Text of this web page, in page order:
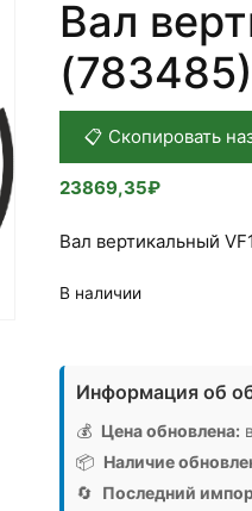
Вал
📋 Скопировать
23869,35₽
Вал вертикальный
В наличии
товара
Вал
вертикальный
VF16609312
(783485),
Аналог,
Информация об
💰 Цена обновлена:
📦 Наличие
🔄 Последний